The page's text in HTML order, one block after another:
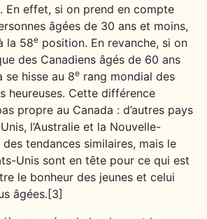
En effet, si on prend en compte
âgées de 30 ans et moins,
la 58e position. En revanche, si on
des Canadiens âgés de 60 ans
se hisse au 8e rang mondial des
heureuses. Cette différence
propre au Canada : d’autres pays
l’Australie et la Nouvelle-
tendances similaires, mais le
Unis sont en tête pour ce qui est
le bonheur des jeunes et celui
âgées.[3]